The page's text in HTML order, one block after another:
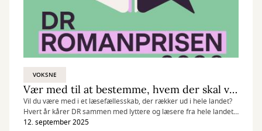
VOKSNE
Vær med til at bestemme, hvem der skal vinde DR Romanprisen 2026
Vil du være med i et læsefællesskab, der rækker ud i hele landet?
Hvert år kårer DR sammen med lyttere og læsere fra hele landet
årets mest interessante danske roman. Derfor har du nu
12. september 2025